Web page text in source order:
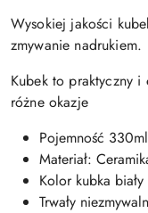
Wysokiej jakości
zmywanie nadrukiem.
Kubek to praktyczny i
różne okazje
Pojemność 330ml
Materiał:
Kolor kubka
Trwały